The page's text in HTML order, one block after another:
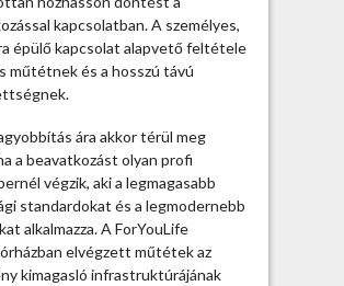
kapcsolatban. A személyes,
épülő kapcsolat alapvető feltétele
műtétnek és a hosszú távú
ára akkor térül meg
a beavatkozást olyan profi
végzik, aki a legmagasabb
standardokat és a legmodernebb
alkalmazza. A ForYouLife
elvégzett műtétek az
kimagasló infrastruktúrájának